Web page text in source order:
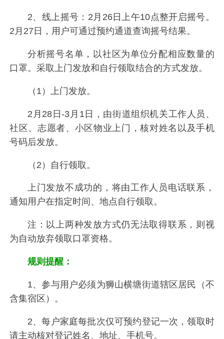
2、线上摇号：2月26日上午10点整开启摇号。
2月27日，用户可通过预约通道查询摇号结果。
分析摇号名单，以社区为单位分配相应数量的
口罩。采取上门发放和自行领取结合的方式发放。
（1）上门发放。
2月28日-3月1日，由街道组织机关工作人员、
社区、志愿者、小区物业上门，核对姓名以及手机
号码后发放。
（2）自行领取。
上门发放不成功的，将由工作人员电话联系，
通知用户在指定时间、地点自行领取。
注：以上两种发放方式仍无法取得联系，则视
为自动放弃领取口罩资格。
规则提醒：
1、参与用户必须为狮山横塘街道辖区居民（不
含集宿区）。
2、每户家庭每批次仅可预约登记一次，领取时
请主动核对登记姓名、地址、手机号。